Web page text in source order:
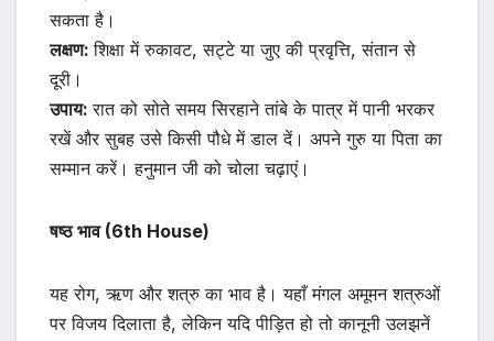
सकता है।
लक्षण:शिक्षा में रुकावट, सट्टे या जुए की प्रवृत्ति, संतान से
दूरी।
उपाय:रात को सोते समय सिरहाने तांबे के पात्र में पानी भरकर
रखें और सुबह उसे किसी पौधे में डाल दें। अपने गुरु या पिता का
सम्मान करें। हनुमान जी को चोला चढ़ाएं।
षष्ठ भाव (6th House)
यह रोग, ऋण और शत्रु का भाव है। यहाँ मंगल अमूमन शत्रुओं
पर विजय दिलाता है, लेकिन यदि पीड़ित हो तो कानूनी उलझनें